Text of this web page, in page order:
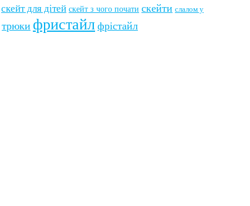
скейт для дітей скейт з чого почати скейти слалом у
трюки фристайл фрістайл